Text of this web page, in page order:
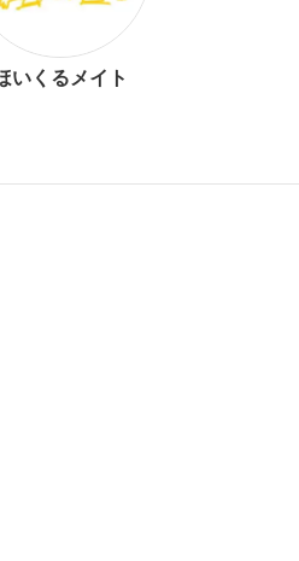
いくるメイト